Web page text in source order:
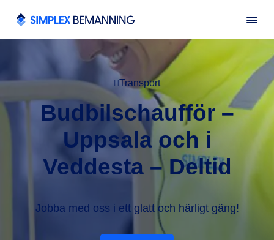
Transport
Budbilschaufför –
Uppsala och i
Veddesta – Deltid
Jobba med oss i ett glatt och härligt gäng!